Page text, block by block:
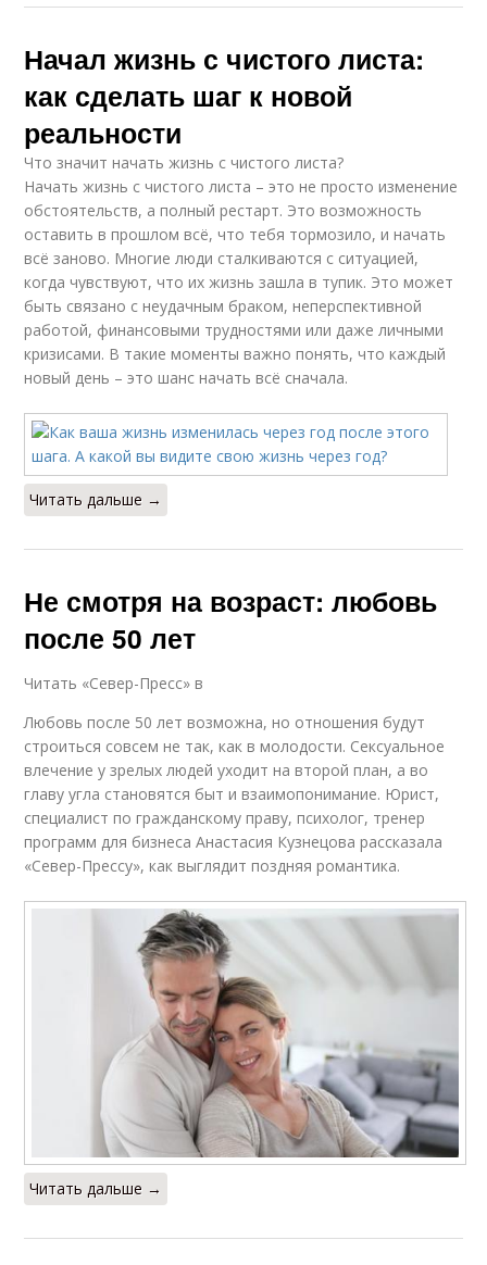
Начал жизнь с чистого листа:
как сделать шаг к новой
реальности
Что значит начать жизнь с чистого листа?
Начать жизнь с чистого листа – это не просто изменение
обстоятельств, а полный рестарт. Это возможность
оставить в прошлом всё, что тебя тормозило, и начать
всё заново. Многие люди сталкиваются с ситуацией,
когда чувствуют, что их жизнь зашла в тупик. Это может
быть связано с неудачным браком, неперспективной
работой, финансовыми трудностями или даже личными
кризисами. В такие моменты важно понять, что каждый
новый день – это шанс начать всё сначала.
Читать дальше →
Не смотря на возраст: любовь
после 50 лет
Читать «Север-Пресс» в
Любовь после 50 лет возможна, но отношения будут
строиться совсем не так, как в молодости. Сексуальное
влечение у зрелых людей уходит на второй план, а во
главу угла становятся быт и взаимопонимание. Юрист,
специалист по гражданскому праву, психолог, тренер
программ для бизнеса Анастасия Кузнецова рассказала
«Север-Прессу», как выглядит поздняя романтика.
Читать дальше →